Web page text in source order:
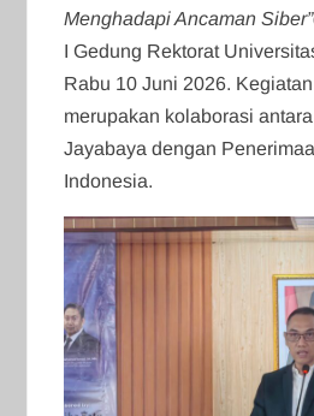
Menghadapi Ancaman Siber”
I Gedung Rektorat
Rabu 10 Juni 2026.
merupakan kolaborasi
Jayabaya dengan
Indonesia.